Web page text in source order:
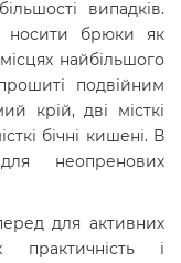
випадків.
носити брюки як
найбільшого
подвійним
крій, дві місткі
бічні кишені. В
неопренових
для активних
і